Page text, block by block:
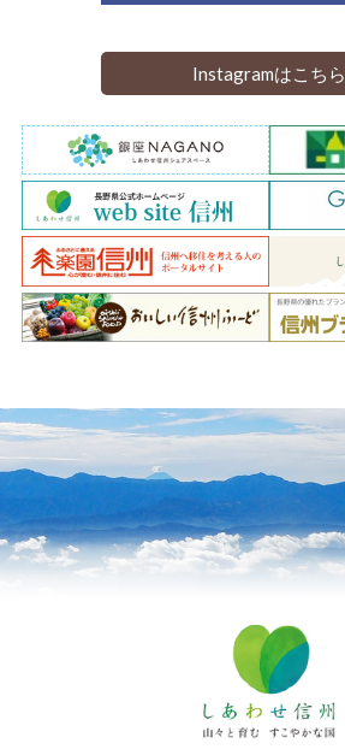
Instagramはこちら